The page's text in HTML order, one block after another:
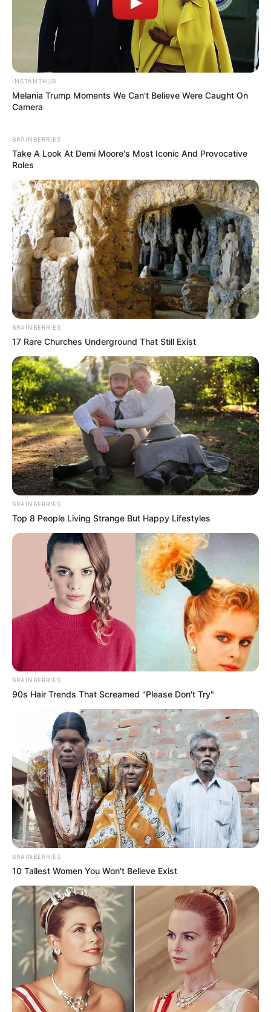
INSTANTHUB
Melania Trump Moments We Can't Believe Were Caught On
Camera
BRAINBERRIES
Take A Look At Demi Moore's Most Iconic And Provocative
Roles
BRAINBERRIES
17 Rare Churches Underground That Still Exist
BRAINBERRIES
Top 8 People Living Strange But Happy Lifestyles
BRAINBERRIES
90s Hair Trends That Screamed "Please Don't Try"
BRAINBERRIES
10 Tallest Women You Won't Believe Exist